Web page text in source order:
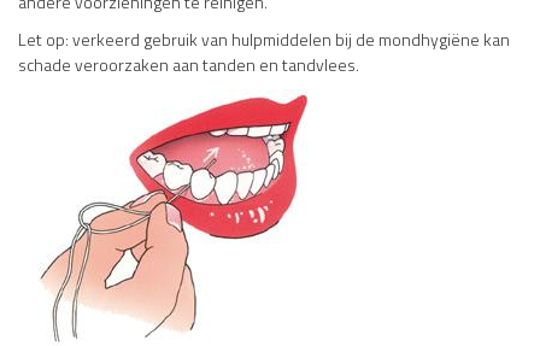
Let op: verkeerd gebruik van hulpmiddelen bij de mondhygiëne kan
schade veroorzaken aan tanden en tandvlees.